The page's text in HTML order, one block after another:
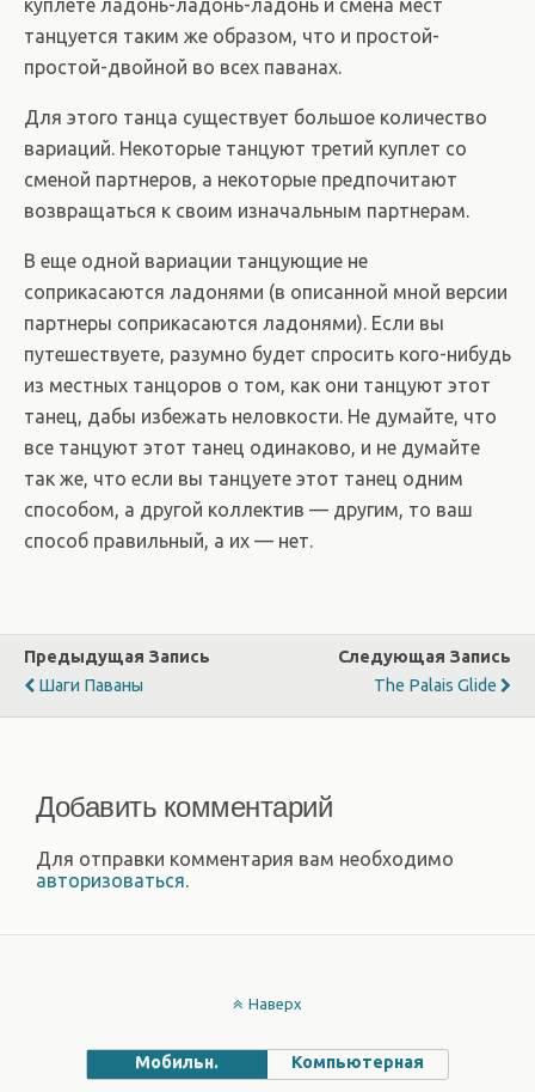
куплете ладонь-ладонь-ладонь и смена мест
танцуется таким же образом, что и простой-
простой-двойной во всех паванах.
Для этого танца существует большое количество
вариаций. Некоторые танцуют третий куплет со
сменой партнеров, а некоторые предпочитают
возвращаться к своим изначальным партнерам.
В еще одной вариации танцующие не
соприкасаются ладонями (в описанной мной версии
партнеры соприкасаются ладонями). Если вы
путешествуете, разумно будет спросить кого-нибудь
из местных танцоров о том, как они танцуют этот
танец, дабы избежать неловкости. Не думайте, что
все танцуют этот танец одинаково, и не думайте
так же, что если вы танцуете этот танец одним
способом, а другой коллектив — другим, то ваш
способ правильный, а их — нет.
Предыдущая Запись
Шаги Паваны
Следующая Запись
The Palais Glide
Добавить комментарий
Для отправки комментария вам необходимо
авторизоваться.
Наверх
Мобильн. Компьютерная